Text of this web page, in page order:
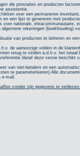
die prestaties en producten
assistentie.
over een permanente inventaris.
en een lijst te genereren met
voor nationale, intracommunautaire,
rekeningen (boekhouding)
van producten te beheren en
de aanwezige velden in de
terug te vinden a.d.h.v. het totaal
deze versie beschikt
van niet-betalers en een
te parameteriseren).Alle
e-mail.
zonder zijn gegevens te verliezen.